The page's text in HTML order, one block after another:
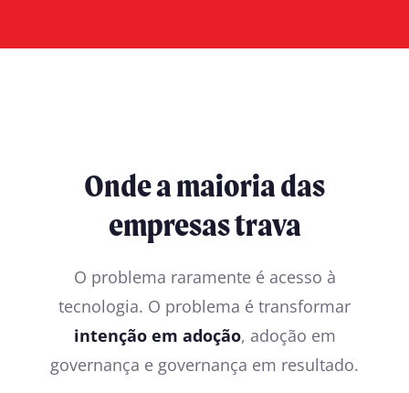
Onde a maioria das
empresas trava
O problema raramente é acesso à
tecnologia. O problema é transformar
intenção em adoção, adoção em
governança e governança em resultado.